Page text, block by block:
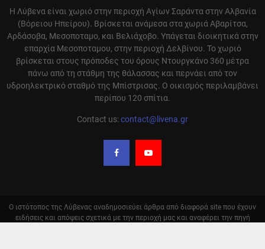
Η Λύβενα είναι χωριό στην περιοχή Αγίων Σαράντα στην Αλβανία
(Βόρειου Ηπείρου). Βρίσκεται ανάμεσα στα χωριά Αβαρίτσα,
Αρδάσοβα, Μεσοποταμο, και Βελιάχοβο. Υπάγεται διοικητικά στην
επαρχία Μεσοποταμου, στην περιοχή Δελβίνου. Το χωριό
βρίσκεται στους πρόποδες του όρους Ντουργκάνο 360 μέτρα
πάνω από τη στάθμη της θάλασσας και περνάει από τον
υδροηλεκτρικό σταθμό της Μπίστρισας. Ο οικισμός περιλαμβάνει
περίπου 120 σπίτια.
Contact us:contact@livena.gr
Ο ιστότοπος της Λύβενας αναδημοσιεύει άρθρα από διαφορά site που έχουν
ειδήσεις και απόψεις σχετικά με την περιοχή μας και αναφέρει την πηγή